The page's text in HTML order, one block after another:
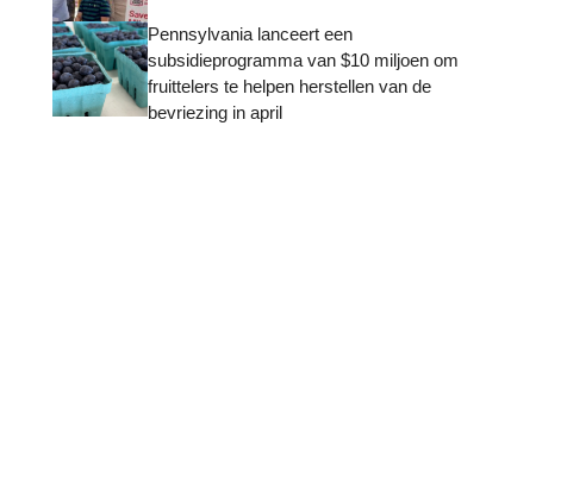
Pennsylvania lanceert een
subsidieprogramma van $10 miljoen om
fruittelers te helpen herstellen van de
bevriezing in april